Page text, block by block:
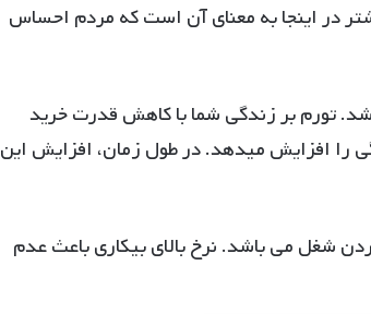
در اینجا به معنای آن است که مردم احساس
تورم بر زندگی شما با کاهش قدرت خرید
را افزایش میدهد. در طول زمان، افزایش این
شغل می باشد. نرخ بالای بیکاری باعث عدم